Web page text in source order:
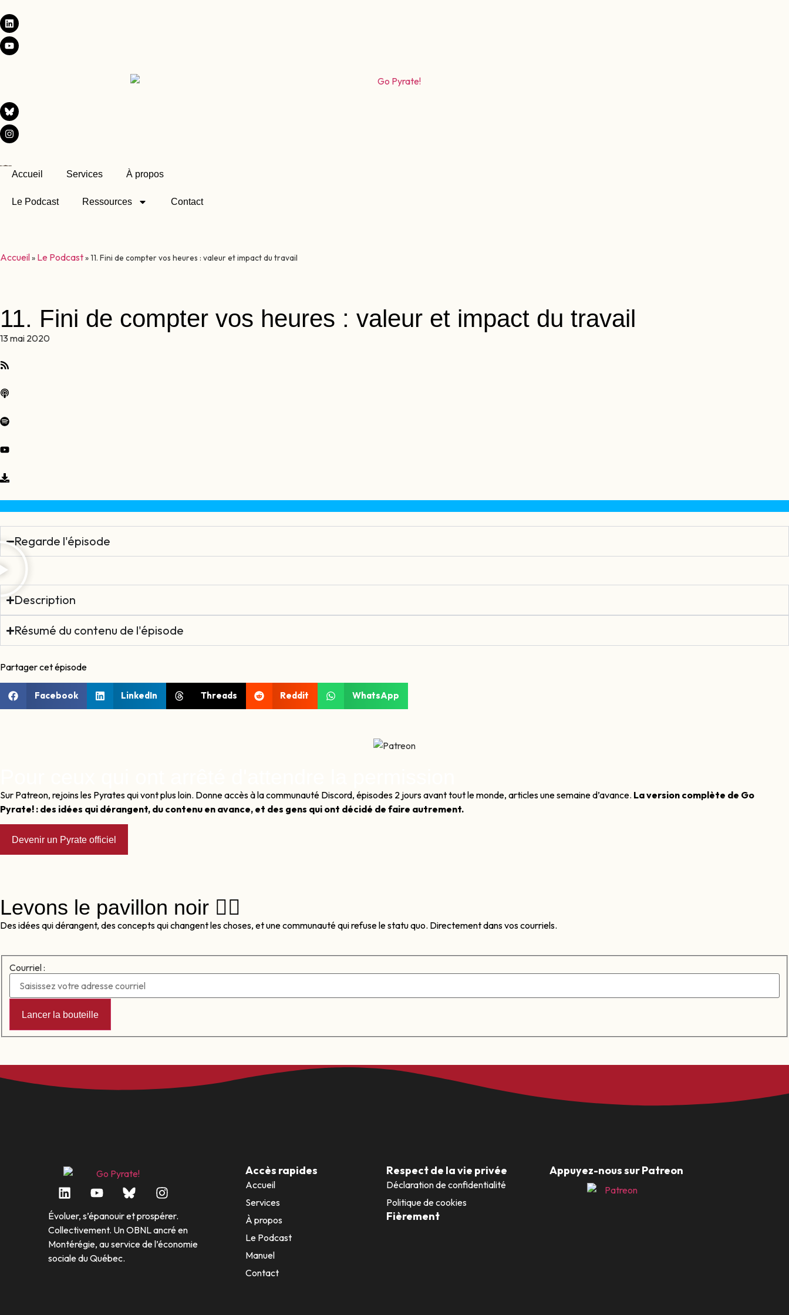
Accueil Services À propos
Le Podcast Ressources Contact
Accueil» Le Podcast»11. Fini de compter vos heures : valeur et impact du travail
11. Fini de compter vos heures : valeur et impact du travail
13 mai 2020
Regarde l'épisode
Description
Résumé du contenu de l'épisode
Partager cet épisode
Facebook LinkedIn Threads Reddit WhatsApp
Sur Patreon, rejoins les Pyrates qui vont plus loin. Donne accès à la communauté Discord, épisodes 2 jours avant tout le monde, articles une semaine d’avance. La version complète de Go
Pyrate! : des idées qui dérangent, du contenu en avance, et des gens qui ont décidé de faire autrement.
Devenir un Pyrate officiel
Levons le pavillon noir 🏴‍☠️
Des idées qui dérangent, des concepts qui changent les choses, et une communauté qui refuse le statu quo. Directement dans vos courriels.
Courriel :
Évoluer, s’épanouir et prospérer.
Collectivement. Un OBNL ancré en
Montérégie, au service de l’économie
sociale du Québec.
Accès rapides
Accueil
Services
À propos
Le Podcast
Manuel
Contact
Respect de la vie privée
Déclaration de confidentialité
Politique de cookies
Fièrement
Appuyez-nous sur Patreon